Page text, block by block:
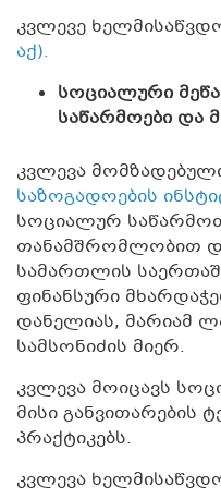
კვლევე
აქ).
სოციალური
საწარმოები და
კვლევა
საზოგადოების
სოციალურ
თანამშრომლობით
სამართლის
ფინანსური
დანელიას, მარიამ
სამსონიძის მიერ.
კვლევა მოიცავს
მისი განვითარების
პრაქტიკებს.
კვლევა